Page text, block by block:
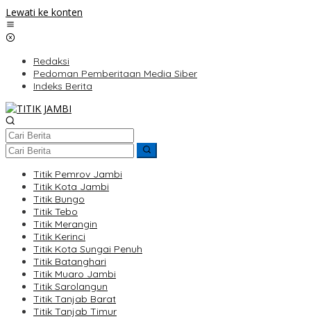
Lewati ke konten
Redaksi
Pedoman Pemberitaan Media Siber
Indeks Berita
Titik Pemrov Jambi
Titik Kota Jambi
Titik Bungo
Titik Tebo
Titik Merangin
Titik Kerinci
Titik Kota Sungai Penuh
Titik Batanghari
Titik Muaro Jambi
Titik Sarolangun
Titik Tanjab Barat
Titik Tanjab Timur